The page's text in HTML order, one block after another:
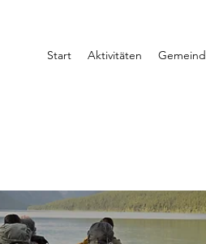
Start Aktivitäten